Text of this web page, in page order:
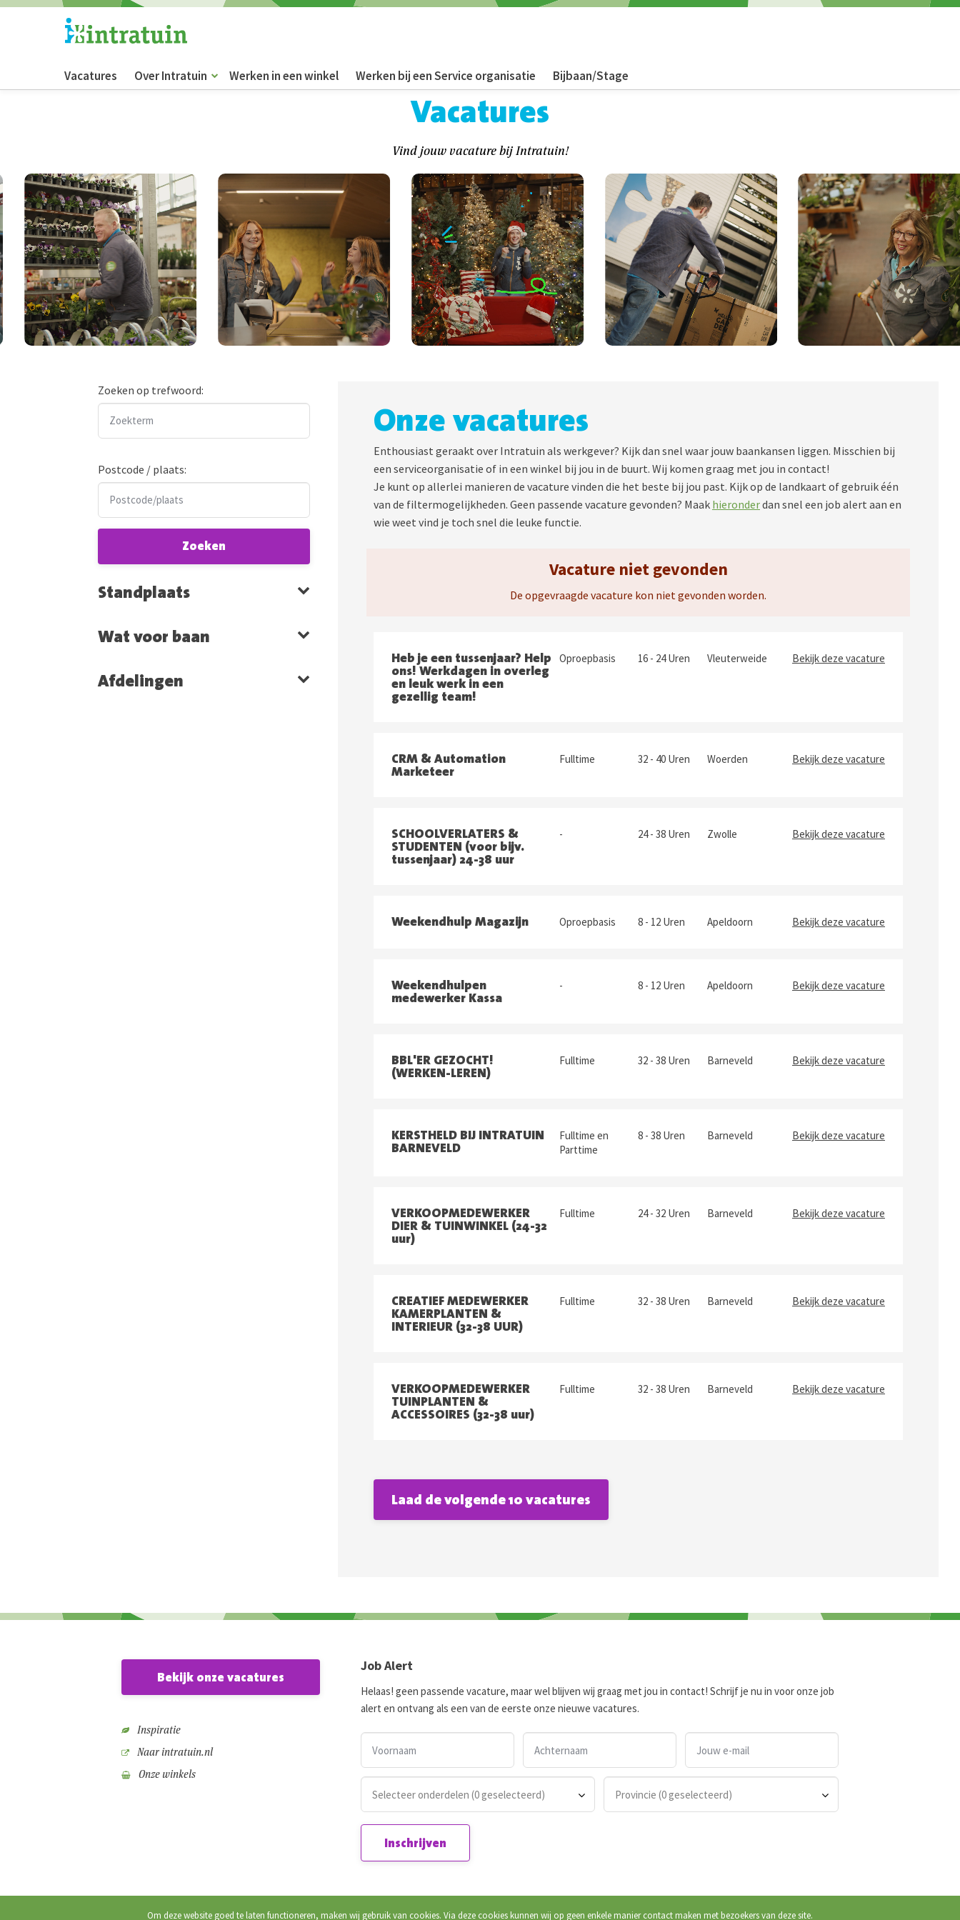
Om deze website goed te laten functioneren, maken wij gebruik van cookies. Via deze cookies kunnen wij op geen enkele manier contact maken met bezoekers van deze site.
Vacatures Over Intratuin Werken in een winkel Werken bij een Service organisatie Bijbaan/Stage
Vacatures
Vind jouw vacature bij Intratuin!
Zoeken op trefwoord:
Postcode / plaats:
Zoeken
Standplaats
Wat voor baan
Afdelingen
Onze vacatures
Enthousiast geraakt over Intratuin als werkgever? Kijk dan snel waar jouw baankansen liggen. Misschien bij
een serviceorganisatie of in een winkel bij jou in de buurt. Wij komen graag met jou in contact!
Je kunt op allerlei manieren de vacature vinden die het beste bij jou past. Kijk op de landkaart of gebruik één
van de filtermogelijkheden. Geen passende vacature gevonden? Maak hieronderdan snel een job alert aan en
wie weet vind je toch snel die leuke functie.
Vacature niet gevonden
De opgevraagde vacature kon niet gevonden worden.
Heb je een tussenjaar? Help
ons! Werkdagen in overleg
en leuk werk in een
gezellig team!
Oproepbasis 16 - 24 Uren Vleuterweide Bekijk deze vacature
CRM & Automation
Marketeer
Fulltime 32 - 40 Uren Woerden Bekijk deze vacature
SCHOOLVERLATERS &
STUDENTEN (voor bijv.
tussenjaar) 24-38 uur
- 24 - 38 Uren Zwolle Bekijk deze vacature
Weekendhulp Magazijn Oproepbasis 8 - 12 Uren Apeldoorn Bekijk deze vacature
Weekendhulpen
medewerker Kassa
- 8 - 12 Uren Apeldoorn Bekijk deze vacature
BBL'ER GEZOCHT!
(WERKEN-LEREN)
Fulltime 32 - 38 Uren Barneveld Bekijk deze vacature
KERSTHELD BIJ INTRATUIN
BARNEVELD
Fulltime en
Parttime
8 - 38 Uren Barneveld Bekijk deze vacature
VERKOOPMEDEWERKER
DIER & TUINWINKEL (24-32
uur)
Fulltime 24 - 32 Uren Barneveld Bekijk deze vacature
CREATIEF MEDEWERKER
KAMERPLANTEN &
INTERIEUR (32-38 UUR)
Fulltime 32 - 38 Uren Barneveld Bekijk deze vacature
VERKOOPMEDEWERKER
TUINPLANTEN &
ACCESSOIRES (32-38 uur)
Fulltime 32 - 38 Uren Barneveld Bekijk deze vacature
Laad de volgende 10 vacatures
Bekijk onze vacatures
Inspiratie
Naar intratuin.nl
Onze winkels
Job Alert
Helaas! geen passende vacature, maar wel blijven wij graag met jou in contact! Schrijf je nu in voor onze job
alert en ontvang als een van de eerste onze nieuwe vacatures.
Selecteer onderdelen (0 geselecteerd) Provincie (0 geselecteerd)
Inschrijven